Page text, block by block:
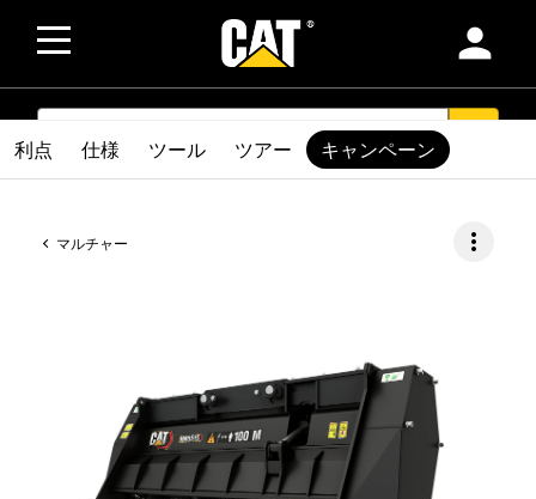
person
SEARCH
マルチャー more_vert
利点 仕様 ツール ツアー キャンペーン